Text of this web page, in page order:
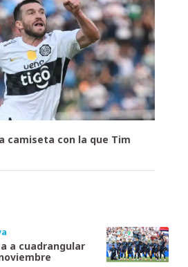
camiseta con la que Tim
a cuadrangular